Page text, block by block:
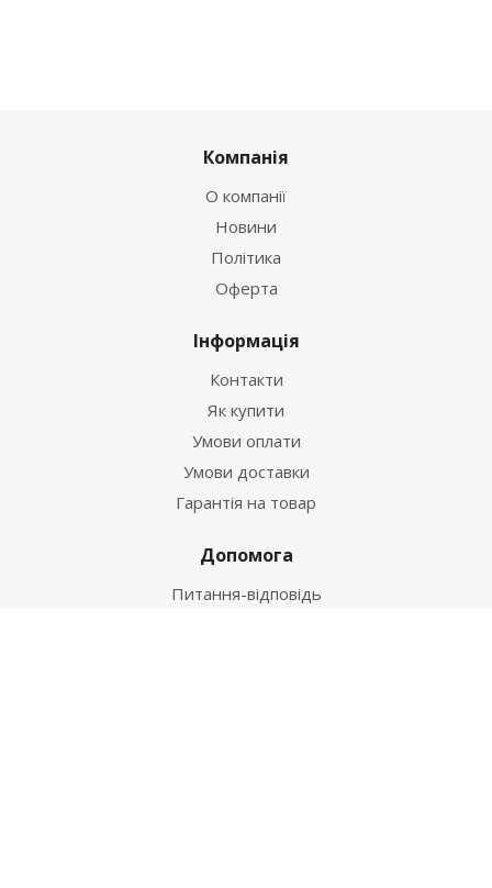
Компанія
О компанії
Новини
Політика
Оферта
Інформація
Контакти
Як купити
Умови оплати
Умови доставки
Гарантія на товар
Допомога
Питання-відповідь